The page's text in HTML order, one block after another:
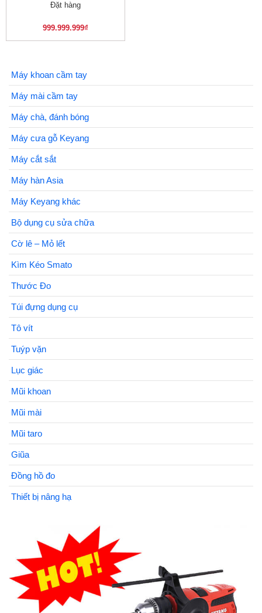
Đặt hàng
999.999.999₫
Máy khoan cầm tay
Máy mài cầm tay
Máy chà, đánh bóng
Máy cưa gỗ Keyang
Máy cắt sắt
Máy hàn Asia
Máy Keyang khác
Bộ dụng cụ sửa chữa
Cờ lê – Mỏ lết
Kìm Kéo Smato
Thước Đo
Túi đựng dụng cụ
Tô vít
Tuýp vặn
Lục giác
Mũi khoan
Mũi mài
Mũi taro
Giũa
Đồng hồ đo
Thiết bị nâng hạ